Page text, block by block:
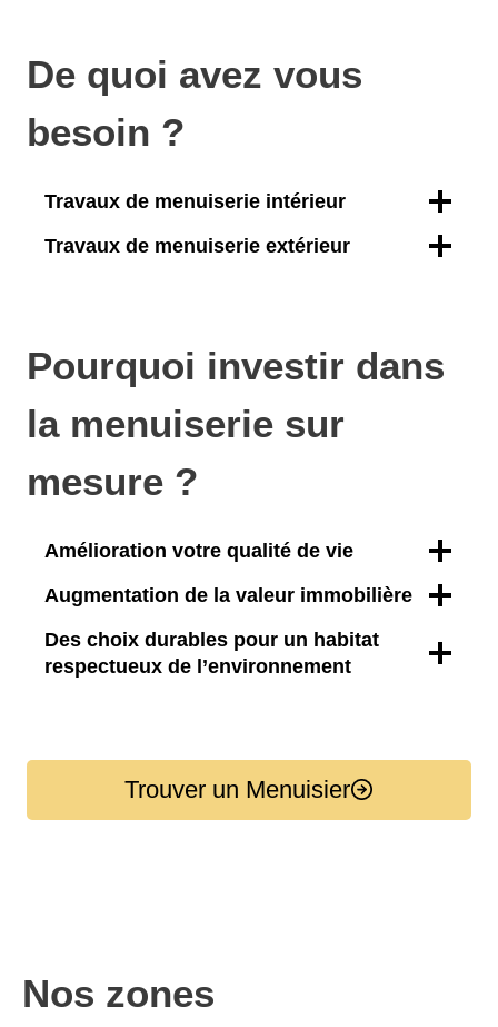
De quoi avez vous
besoin ?
Travaux de menuiserie intérieur
Travaux de menuiserie extérieur
Pourquoi investir dans
la menuiserie sur
mesure ?
Amélioration votre qualité de vie
Augmentation de la valeur immobilière
Des choix durables pour un habitat
respectueux de l’environnement
Trouver un Menuisier
Nos zones